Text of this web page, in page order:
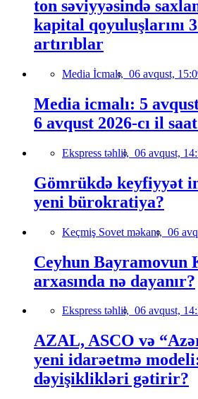
ton səviyyəsində
kapital qoyuluşlarını
artırıblar
Media İcmalı, 06 avqust,
Media icmalı: 5
6 avqust 2026-cı il
Ekspress təhlil, 06 avqust,
Gömrükdə keyfiyyət
yeni bürokratiya?
Keçmiş Sovet məkanı, 06
Ceyhun Bayramovun
arxasında nə dayanır?
Ekspress təhlil, 06 avqust,
AZAL, ASCO və
yeni idarəetmə
dəyişiklikləri gətirir?